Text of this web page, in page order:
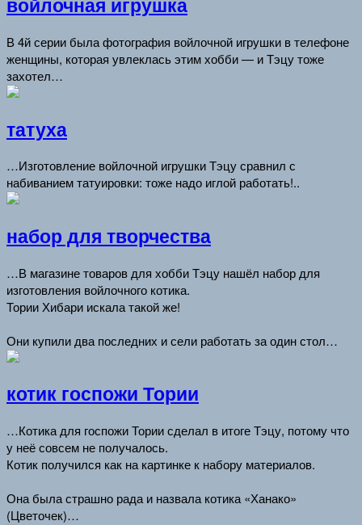
войлочная игрушка
В 4й серии была фотография войлочной игрушки в телефоне
женщины, которая увлеклась этим хобби — и Тэцу тоже
захотел…
татуха
…Изготовление войлочной игрушки Тэцу сравнил с
набиванием татуировки: тоже надо иглой работать!..
набор для творчества
…В магазине товаров для хобби Тэцу нашёл набор для
изготовления войлочного котика.
Тории Хибари искала такой же!
Они купили два последних и сели работать за один стол…
котик госпожи Тории
…Котика для госпожи Тории сделал в итоге Тэцу, потому что
у неё совсем не получалось.
Котик получился как на картинке к набору материалов.
Она была страшно рада и назвала котика «Ханако»
(Цветочек)…